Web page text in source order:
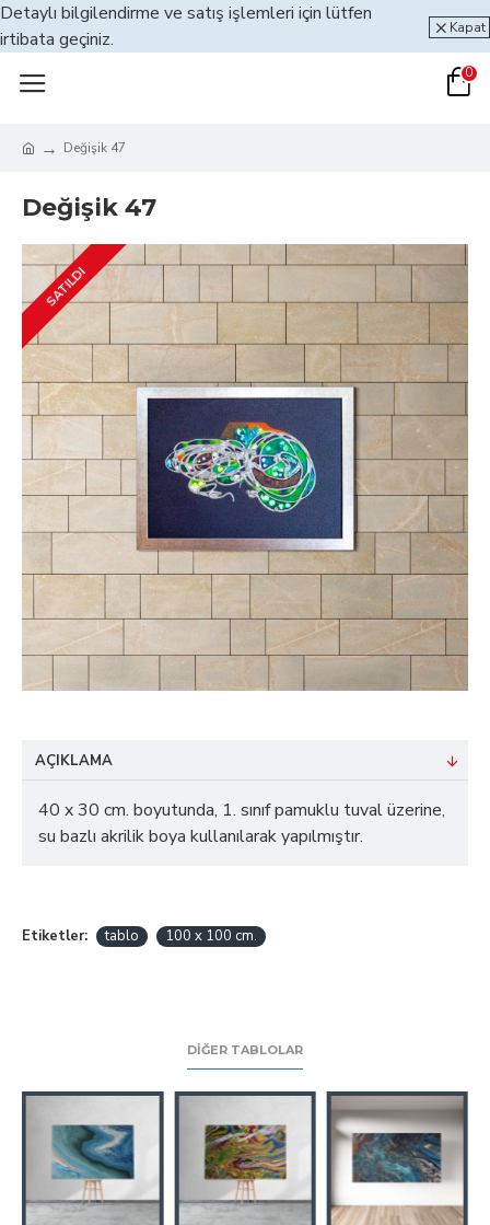
Detaylı bilgilendirme ve satış işlemleri için lütfen
irtibata geçiniz.
Kapat
0
Değişik 47
Değişik 47
SATILDI
AÇIKLAMA
40 x 30 cm. boyutunda, 1. sınıf pamuklu tuval üzerine,
su bazlı akrilik boya kullanılarak yapılmıştır.
Etiketler: tablo 100 x 100 cm.
DIĞER TABLOLAR